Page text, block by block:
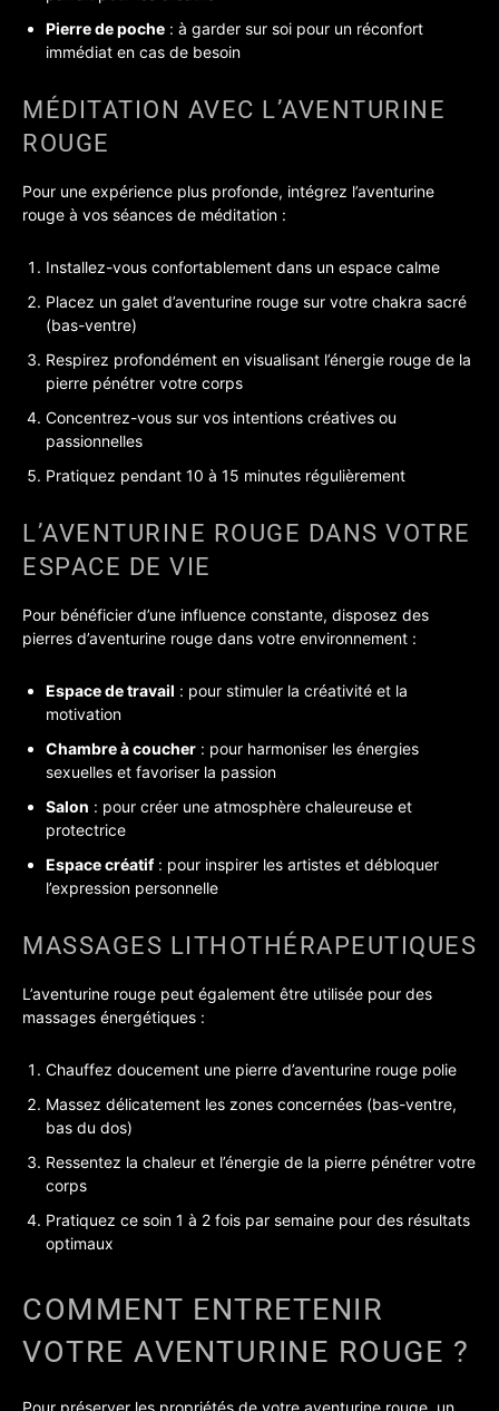
Pierre de poche : à garder sur soi pour un réconfort
immédiat en cas de besoin
MÉDITATION AVEC L’AVENTURINE
ROUGE
Pour une expérience plus profonde, intégrez l’aventurine
rouge à vos séances de méditation :
Installez-vous confortablement dans un espace calme
Placez un galet d’aventurine rouge sur votre chakra sacré
(bas-ventre)
Respirez profondément en visualisant l’énergie rouge de la
pierre pénétrer votre corps
Concentrez-vous sur vos intentions créatives ou
passionnelles
Pratiquez pendant 10 à 15 minutes régulièrement
L’AVENTURINE ROUGE DANS VOTRE
ESPACE DE VIE
Pour bénéficier d’une influence constante, disposez des
pierres d’aventurine rouge dans votre environnement :
Espace de travail : pour stimuler la créativité et la
motivation
Chambre à coucher : pour harmoniser les énergies
sexuelles et favoriser la passion
Salon : pour créer une atmosphère chaleureuse et
protectrice
Espace créatif: pour inspirer les artistes et débloquer
l’expression personnelle
MASSAGES LITHOTHÉRAPEUTIQUES
L’aventurine rouge peut également être utilisée pour des
massages énergétiques :
Chauffez doucement une pierre d’aventurine rouge polie
Massez délicatement les zones concernées (bas-ventre,
bas du dos)
Ressentez la chaleur et l’énergie de la pierre pénétrer votre
corps
Pratiquez ce soin 1 à 2 fois par semaine pour des résultats
optimaux
COMMENT ENTRETENIR
VOTRE AVENTURINE ROUGE ?